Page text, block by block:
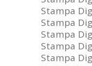
Stampa
Stampa
Stampa
Stampa
Stampa